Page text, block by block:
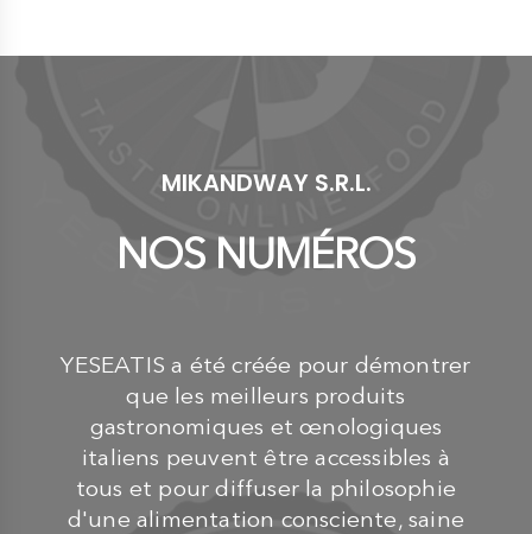
MIKANDWAY S.R.L.
NOS NUMÉROS
YESEATIS a été créée pour démontrer
que les meilleurs produits
gastronomiques et œnologiques
italiens peuvent être accessibles à
tous et pour diffuser la philosophie
d'une alimentation consciente, saine